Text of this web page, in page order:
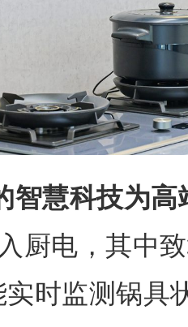
智慧科技为高
厨电，其中
实时监测锅具